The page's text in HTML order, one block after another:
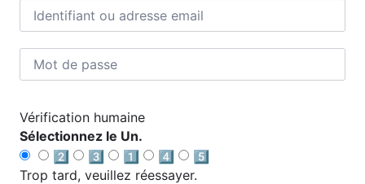
Vérification humaine
Sélectionnez le Un.
2️⃣
3️⃣ 1️⃣ 4️⃣
5️⃣
Trop tard, veuillez réessayer.